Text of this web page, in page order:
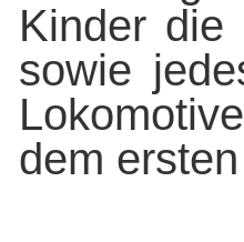
Kinder die
sowie
dem